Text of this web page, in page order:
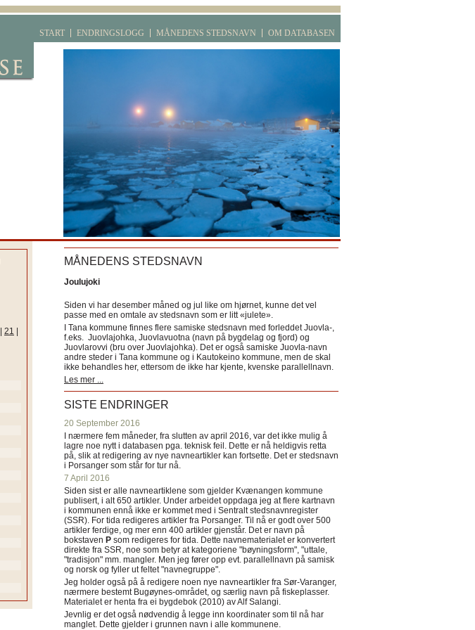
START ENDRINGSLOGG MÅNEDENS STEDSNAVN OM DATABASEN
21
MÅNEDENS STEDSNAVN
Joulujoki
Siden vi har desember måned og jul like om hjørnet, kunne det vel
passe med en omtale av stedsnavn som er litt «julete».
I Tana kommune finnes flere samiske stedsnavn med forleddet Juovla-,
f.eks. Juovlajohka, Juovlavuotna (navn på bygdelag og fjord) og
Juovlarovvi (bru over Juovlajohka). Det er også samiske Juovla-navn
andre steder i Tana kommune og i Kautokeino kommune, men de skal
ikke behandles her, ettersom de ikke har kjente, kvenske parallellnavn.
Les mer ...
SISTE ENDRINGER
20 September 2016
I nærmere fem måneder, fra slutten av april 2016, var det ikke mulig å
lagre noe nytt i databasen pga. teknisk feil. Dette er nå heldigvis retta
på, slik at redigering av nye navneartikler kan fortsette. Det er stedsnavn
i Porsanger som står for tur nå.
7 April 2016
Siden sist er alle navneartiklene som gjelder Kvænangen kommune
publisert, i alt 650 artikler. Under arbeidet oppdaga jeg at flere kartnavn
i kommunen ennå ikke er kommet med i Sentralt stedsnavnregister
(SSR). For tida redigeres artikler fra Porsanger. Til nå er godt over 500
artikler ferdige, og mer enn 400 artikler gjenstår. Det er navn på
bokstaven P som redigeres for tida. Dette navnematerialet er konvertert
direkte fra SSR, noe som betyr at kategoriene "bøyningsform", "uttale,
"tradisjon" mm. mangler. Men jeg fører opp evt. parallellnavn på samisk
og norsk og fyller ut feltet "navnegruppe".
Jeg holder også på å redigere noen nye navneartikler fra Sør-Varanger,
nærmere bestemt Bugøynes-området, og særlig navn på fiskeplasser.
Materialet er henta fra ei bygdebok (2010) av Alf Salangi.
Jevnlig er det også nødvendig å legge inn koordinater som til nå har
manglet. Dette gjelder i grunnen navn i alle kommunene.